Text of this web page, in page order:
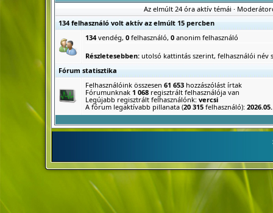
Az elmúlt 24 óra aktív témái ·
134 felhasználó volt aktív az elmúlt 15 percben
134vendég, 0felhasználó, 0anonim felhasználó
Részletesebben: utolsó kattintás szerint, felhasználói név
Fórum statisztika
Felhasználóink összesen 61 653hozzászólást írtak
Fórumunknak 1 068regisztrált felhasználója van
Legújabb regisztrált felhasználónk: vercsi
A fórum legaktívabb pillanata (20 315felhasználó):